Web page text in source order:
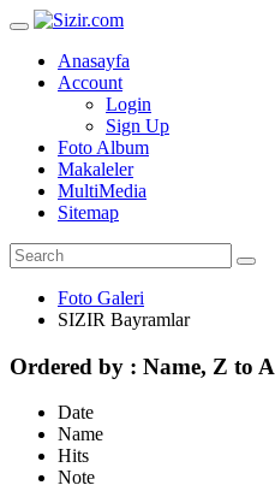
Anasayfa
Account
Login
Sign Up
Foto Album
Makaleler
MultiMedia
Sitemap
Foto Galeri
SIZIR Bayramlar
Ordered by : Name, Z to A
Date
Name
Hits
Note